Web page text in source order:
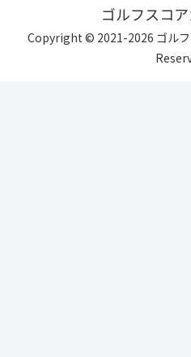
ゴルフスコ
Copyright © 2021-2026 ゴル